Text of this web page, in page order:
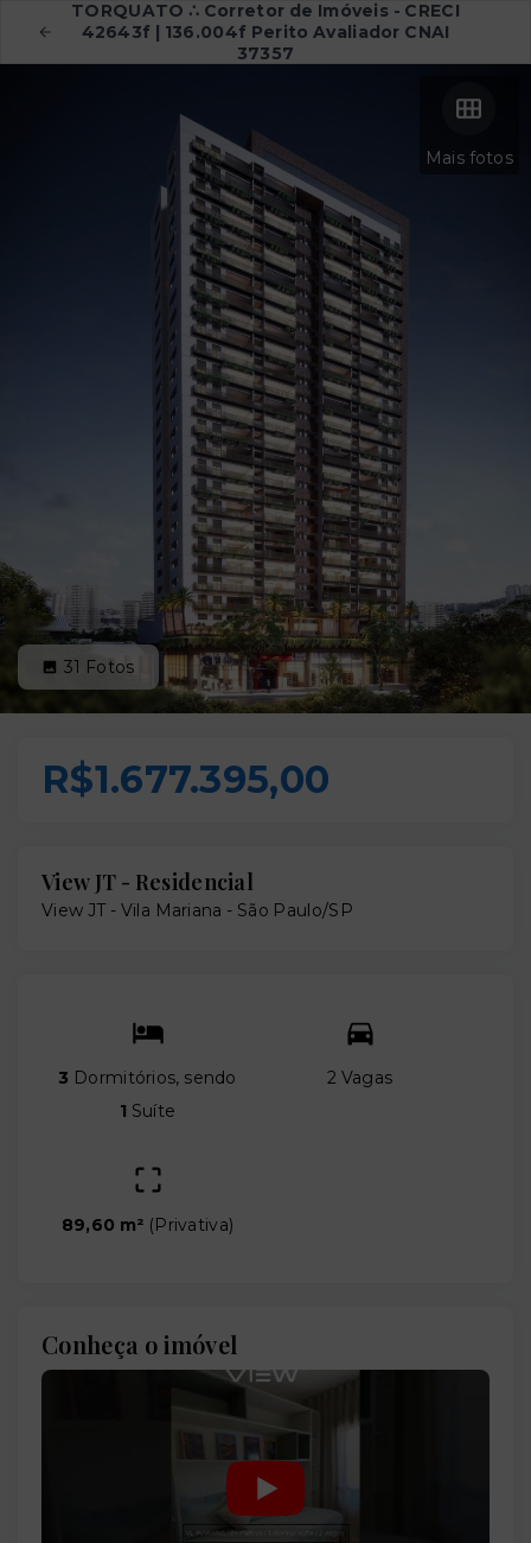
TORQUATO ∴ Corretor de Imóveis - CRECI
42643f | 136.004f Perito Avaliador CNAI
37357
Mais fotos
31 Fotos
R$1.677.395,00
View JT - Residencial
View JT - Vila Mariana - São Paulo/SP
3 Dormitórios, sendo
1 Suíte
2 Vagas
89,60 m² (Privativa)
Conheça o imóvel